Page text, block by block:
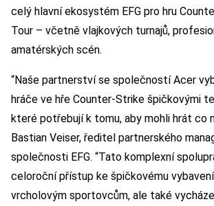
celý hlavní ekosystém EFG pro hru
Tour – včetně vlajkových turnajů,
amatérských scén.
“Naše partnerství se společností Acer
hráče ve hře Counter-Strike špičkovými
které potřebují k tomu, aby mohli hrát co
Bastian Veiser, ředitel partnerského
společnosti EFG. “Tato komplexní
celoroční přístup ke špičkovému
vrcholovým sportovcům, ale také